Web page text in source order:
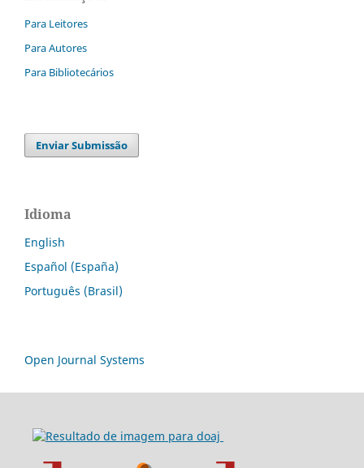
Para Leitores
Para Autores
Para Bibliotecários
Enviar Submissão
Idioma
English
Español (España)
Português (Brasil)
Open Journal Systems